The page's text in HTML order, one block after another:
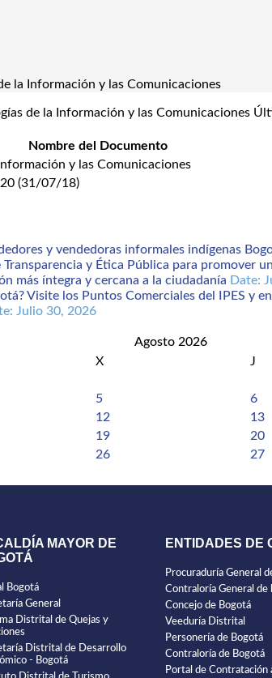
la Información y las Comunicaciones
de la Información y las Comunicaciones
Nombre del Documento
y las Comunicaciones
(31/07/18)
más íntegra y cercana a la ciudadanía Date:
Julio 30, 2026
Agosto 2026
X J
5 6
12 13
19 20
26 27
MAYOR DE
Bogotá
General
Distrital de Quejas y
Distrital de Desarrollo
- Bogotá
ENTIDADES DE
Procuraduría General
Contraloría General de
Concejo de Bogotá
Veeduría Distrital
Personería de Bogotá
Contraloría de Bogotá
Portal de Contratación